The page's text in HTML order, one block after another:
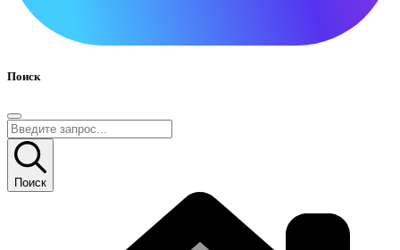
Поиск
Поиск